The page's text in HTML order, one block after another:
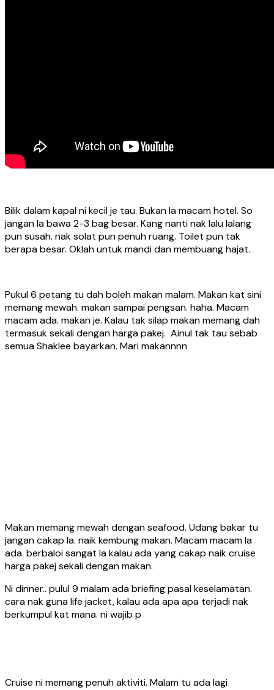
Bilik dalam kapal ni kecil je tau. Bukan la macam hotel. So
jangan la bawa 2-3 bag besar. Kang nanti nak lalu lalang
pun susah. nak solat pun penuh ruang. Toilet pun tak
berapa besar. Oklah untuk mandi dan membuang hajat.
Pukul 6 petang tu dah boleh makan malam. Makan kat sini
memang mewah. makan sampai pengsan. haha. Macam
macam ada. makan je. Kalau tak silap makan memang dah
termasuk sekali dengan harga pakej. Ainul tak tau sebab
semua Shaklee bayarkan. Mari makannnn
Makan memang mewah dengan seafood. Udang bakar tu
jangan cakap la. naik kembung makan. Macam macam la
ada. berbaloi sangat la kalau ada yang cakap naik cruise
harga pakej sekali dengan makan.
Ni dinner.. pulul 9 malam ada briefing pasal keselamatan.
cara nak guna life jacket, kalau ada apa apa terjadi nak
berkumpul kat mana. ni wajib p
Cruise ni memang penuh aktiviti. Malam tu ada lagi